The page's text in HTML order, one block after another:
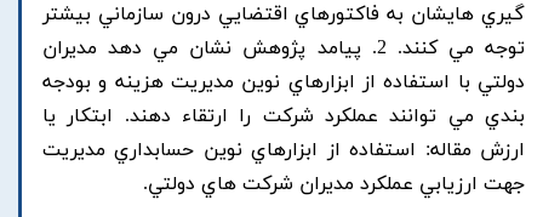
گيري هايشان به فاکتورهاي اقتضايي درون سازماني بيشتر
توجه مي کنند. 2. پيامد پژوهش نشان مي دهد مديران
دولتي با استفاده از ابزارهاي نوين مديريت هزينه و بودجه
بندي مي توانند عملکرد شرکت را ارتقاء دهند. ابتکار يا
ارزش مقاله: استفاده از ابزارهاي نوين حسابداري مديريت
جهت ارزيابي عملکرد مديران شرکت هاي دولتي.